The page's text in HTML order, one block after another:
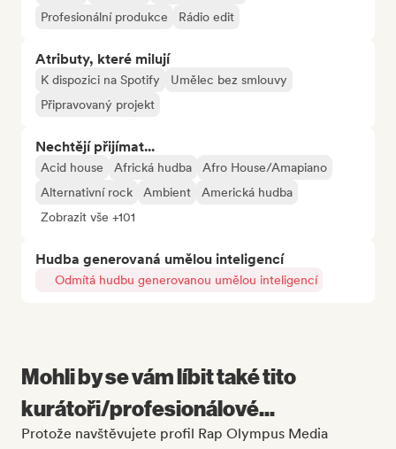
Profesionální produkce
Rádio edit
Atributy, které milují
K dispozici na Spotify
Umělec bez smlouvy
Připravovaný projekt
Nechtějí přijímat...
Acid house Africká hudba
Afro House/Amapiano
Alternativní rock
Ambient
Americká hudba
Zobrazit vše +101
Hudba generovaná umělou inteligencí
Odmítá hudbu generovanou umělou inteligencí
Mohli by se vám líbit také tito
kurátoři/profesionálové...
Protože navštěvujete profil Rap Olympus Media